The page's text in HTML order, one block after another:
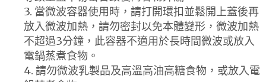
3. 當微波容器使用時，請打開環扣並鬆開上蓋後再
放入微波加熱，請勿密封以免本體變形，微波加熱
不超過3分鐘，此容器不適用於長時間微波或放入
電鍋蒸煮食物。
4. 請勿微波乳製品及高溫高油高糖食物，或放入電